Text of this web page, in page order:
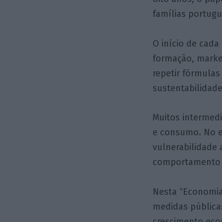
famílias
O início de
formação,
repetir
Muitos
e consumo. No
vulnerabilidade
Nesta
medidas